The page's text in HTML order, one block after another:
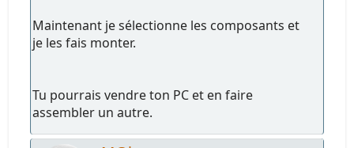
Maintenant je sélectionne les composants et
je les fais monter.
Tu pourrais vendre ton PC et en faire
assembler un autre.